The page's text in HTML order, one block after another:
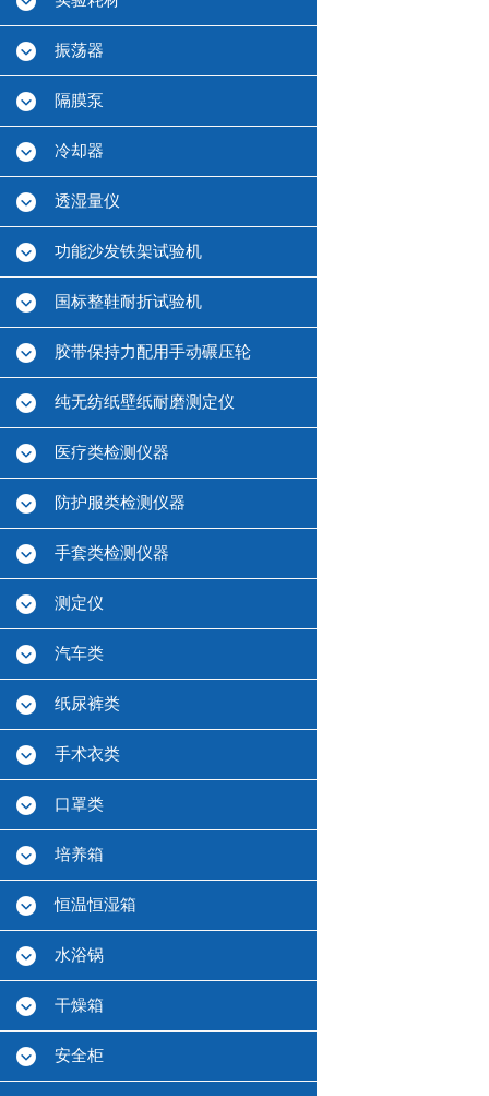
振荡器
隔膜泵
冷却器
透湿量仪
功能沙发铁架试验机
国标整鞋耐折试验机
胶带保持力配用手动碾压轮
纯无纺纸壁纸耐磨测定仪
医疗类检测仪器
防护服类检测仪器
手套类检测仪器
测定仪
汽车类
纸尿裤类
手术衣类
口罩类
培养箱
恒温恒湿箱
水浴锅
干燥箱
安全柜